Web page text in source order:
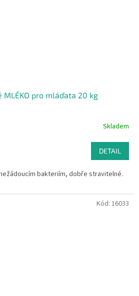
MLÉKO pro mláďata 20 kg
Skladem
DETAIL
bakteriím, dobře stravitelné.
Kód: 16033